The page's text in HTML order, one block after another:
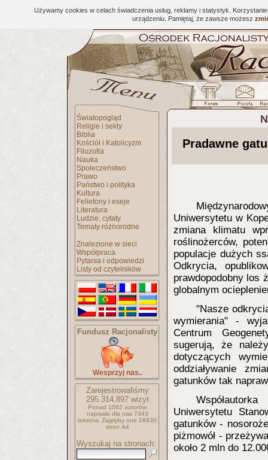
Używamy cookies w celach świadczenia usług, reklamy i statystyk.
urządzeniu. Pamiętaj, że zawsze możesz
Światopogląd
Religie i sekty
Biblia
Kościół i Katolicyzm
Filozofia
Nauka
Społeczeństwo
Prawo
Państwo i polityka
Kultura
Felietony i eseje
Literatura
Ludzie, cytaty
Tematy różnorodne
Znalezione w sieci
Współpraca
Pytania i odpowiedzi
Listy od czytelników
Fundusz Racjonalisty
Wesprzyj nas..
Zarejestrowaliśmy
295.314.897wizyt
Ponad 1062 autorów
napisało dla nas 7343
tekstów. Zajęłyby one 28930
stron A4
Wyszukaj na stronach:
Pradawne
Uniwersytetu w
zmiana klimatu
roślinożerców,
populacje dużych
Odkrycia,
prawdopodobny los
globalnym
"Nasze
wymierania" -
Centrum
sugerują, że
dotyczących
oddziaływanie
gatunków tak
Uniwersytetu
gatunków -
piżmowół -
około 2 mln do